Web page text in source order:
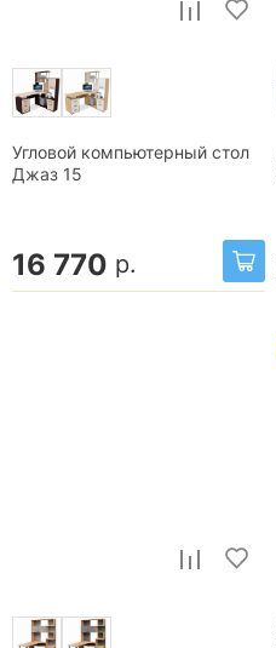
Угловой компьютерный стол
Джаз 15
16 770 р.